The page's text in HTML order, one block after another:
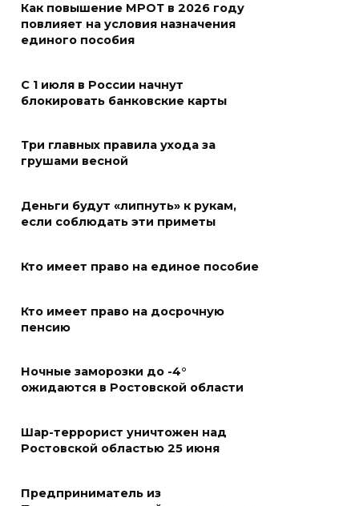
На Дону обсудили
взаимодействие участников
период ЕДГ-2026
В Ростове доходный дом
Садовой, 94, обследуют
специалисты
объяснил, почему
ростовчанам тяжело
07 августа 2026 16:30
ВСЕ КАК ЕСТЬ. Исчезающая
Украина. Страна вдов и
07 августа 2026 16:11
Как повышение МРОТ в 2026 году
повлияет на условия назначения
единого пособия
С 1 июля в России начнут
блокировать банковские карты
Три главных правила ухода за
грушами весной
Деньги будут «липнуть» к рукам,
если соблюдать эти приметы
Кто имеет право на единое пособие
Кто имеет право на досрочную
пенсию
Ночные заморозки до -4°
ожидаются в Ростовской области
Шар-террорист уничтожен над
Ростовской областью 25 июня
Предприниматель из